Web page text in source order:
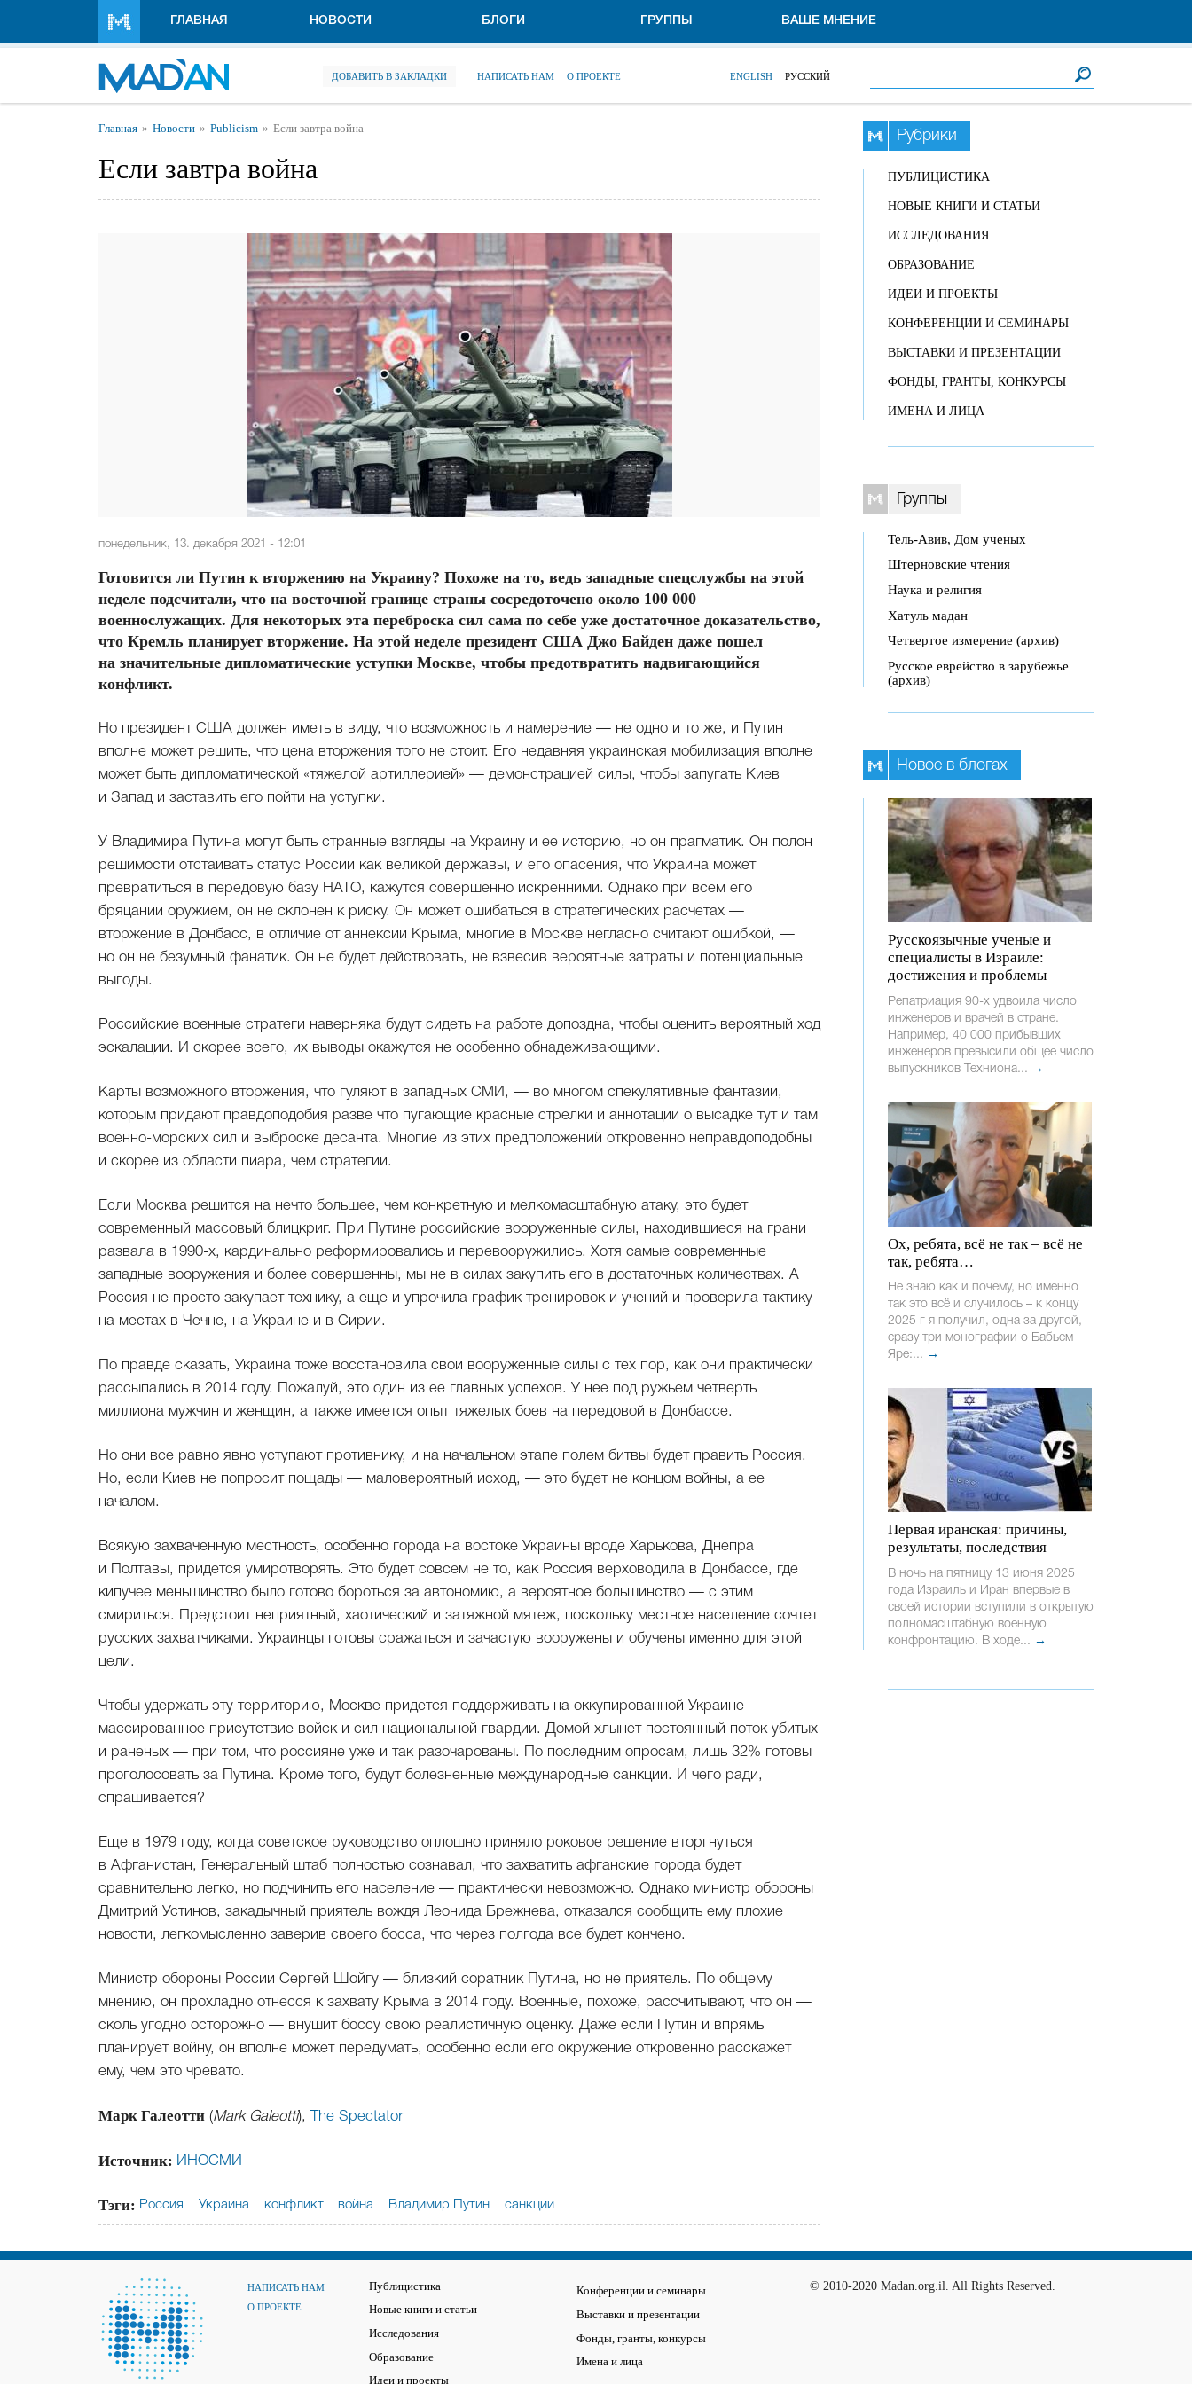
ГЛАВНАЯ НОВОСТИ БЛОГИ ГРУППЫ ВАШЕ МНЕНИЕ
ДОБАВИТЬ В ЗАКЛАДКИ НАПИСАТЬ НАМ О ПРОЕКТЕ ENGLISH РУССКИЙ
Вы здесь
Главная Новости Publicism Если завтра война
Если завтра война
понедельник, 13. декабря 2021 - 12:01
Готовится ли Путин к вторжению на Украину? Похоже на то, ведь западные спецслужбы на этой
неделе подсчитали, что на восточной границе страны сосредоточено около 100 000
военнослужащих. Для некоторых эта переброска сил сама по себе уже достаточное доказательство,
что Кремль планирует вторжение. На этой неделе президент США Джо Байден даже пошел
на значительные дипломатические уступки Москве, чтобы предотвратить надвигающийся
конфликт.
Но президент США должен иметь в виду, что возможность и намерение — не одно и то же, и Путин
вполне может решить, что цена вторжения того не стоит. Его недавняя украинская мобилизация вполне
может быть дипломатической «тяжелой артиллерией» — демонстрацией силы, чтобы запугать Киев
и Запад и заставить его пойти на уступки.
У Владимира Путина могут быть странные взгляды на Украину и ее историю, но он прагматик. Он полон
решимости отстаивать статус России как великой державы, и его опасения, что Украина может
превратиться в передовую базу НАТО, кажутся совершенно искренними. Однако при всем его
бряцании оружием, он не склонен к риску. Он может ошибаться в стратегических расчетах —
вторжение в Донбасс, в отличие от аннексии Крыма, многие в Москве негласно считают ошибкой, —
но он не безумный фанатик. Он не будет действовать, не взвесив вероятные затраты и потенциальные
выгоды.
Российские военные стратеги наверняка будут сидеть на работе допоздна, чтобы оценить вероятный ход
эскалации. И скорее всего, их выводы окажутся не особенно обнадеживающими.
Карты возможного вторжения, что гуляют в западных СМИ, — во многом спекулятивные фантазии,
которым придают правдоподобия разве что пугающие красные стрелки и аннотации о высадке тут и там
военно-морских сил и выброске десанта. Многие из этих предположений откровенно неправдоподобны
и скорее из области пиара, чем стратегии.
Если Москва решится на нечто большее, чем конкретную и мелкомасштабную атаку, это будет
современный массовый блицкриг. При Путине российские вооруженные силы, находившиеся на грани
развала в 1990-х, кардинально реформировались и перевооружились. Хотя самые современные
западные вооружения и более совершенны, мы не в силах закупить его в достаточных количествах. А
Россия не просто закупает технику, а еще и упрочила график тренировок и учений и проверила тактику
на местах в Чечне, на Украине и в Сирии.
По правде сказать, Украина тоже восстановила свои вооруженные силы с тех пор, как они практически
рассыпались в 2014 году. Пожалуй, это один из ее главных успехов. У нее под ружьем четверть
миллиона мужчин и женщин, а также имеется опыт тяжелых боев на передовой в Донбассе.
Но они все равно явно уступают противнику, и на начальном этапе полем битвы будет править Россия.
Но, если Киев не попросит пощады — маловероятный исход, — это будет не концом войны, а ее
началом.
Всякую захваченную местность, особенно города на востоке Украины вроде Харькова, Днепра
и Полтавы, придется умиротворять. Это будет совсем не то, как Россия верховодила в Донбассе, где
кипучее меньшинство было готово бороться за автономию, а вероятное большинство — с этим
смириться. Предстоит неприятный, хаотический и затяжной мятеж, поскольку местное население сочтет
русских захватчиками. Украинцы готовы сражаться и зачастую вооружены и обучены именно для этой
цели.
Чтобы удержать эту территорию, Москве придется поддерживать на оккупированной Украине
массированное присутствие войск и сил национальной гвардии. Домой хлынет постоянный поток убитых
и раненых — при том, что россияне уже и так разочарованы. По последним опросам, лишь 32% готовы
проголосовать за Путина. Кроме того, будут болезненные международные санкции. И чего ради,
спрашивается?
Еще в 1979 году, когда советское руководство оплошно приняло роковое решение вторгнуться
в Афганистан, Генеральный штаб полностью сознавал, что захватить афганские города будет
сравнительно легко, но подчинить его население — практически невозможно. Однако министр обороны
Дмитрий Устинов, закадычный приятель вождя Леонида Брежнева, отказался сообщить ему плохие
новости, легкомысленно заверив своего босса, что через полгода все будет кончено.
Министр обороны России Сергей Шойгу — близкий соратник Путина, но не приятель. По общему
мнению, он прохладно отнесся к захвату Крыма в 2014 году. Военные, похоже, рассчитывают, что он —
сколь угодно осторожно — внушит боссу свою реалистичную оценку. Даже если Путин и впрямь
планирует войну, он вполне может передумать, особенно если его окружение откровенно расскажет
ему, чем это чревато.
Марк Галеотти (Mark Galeotti), The Spectator
Источник: ИНОСМИ
Тэги: Россия Украина конфликт война Владимир Путин санкции
Рубрики
ПУБЛИЦИСТИКА
НОВЫЕ КНИГИ И СТАТЬИ
ИССЛЕДОВАНИЯ
ОБРАЗОВАНИЕ
ИДЕИ И ПРОЕКТЫ
КОНФЕРЕНЦИИ И СЕМИНАРЫ
ВЫСТАВКИ И ПРЕЗЕНТАЦИИ
ФОНДЫ, ГРАНТЫ, КОНКУРСЫ
ИМЕНА И ЛИЦА
Группы
Тель-Авив, Дом ученых
Штерновские чтения
Наука и религия
Хатуль мадан
Четвертое измерение (архив)
Русское еврейство в зарубежье
(архив)
Новое в блогах
Русскоязычные ученые и
специалисты в Израиле:
достижения и проблемы
Репатриация 90-х удвоила число
инженеров и врачей в стране.
Например, 40 000 прибывших
инженеров превысили общее число
выпускников Техниона... →
Ох, ребята, всё не так – всё не
так, ребята…
Не знаю как и почему, но именно
так это всё и случилось – к концу
2025 г я получил, одна за другой,
сразу три монографии о Бабьем
Яре:... →
Первая иранская: причины,
результаты, последствия
В ночь на пятницу 13 июня 2025
года Израиль и Иран впервые в
своей истории вступили в открытую
полномасштабную военную
конфронтацию. В ходе... →
НАПИСАТЬ НАМ
О ПРОЕКТЕ
Публицистика
Новые книги и статьи
Исследования
Образование
Идеи и проекты
Конференции и семинары
Выставки и презентации
Фонды, гранты, конкурсы
Имена и лица
© 2010-2020 Madan.org.il. All Rights Reserved.